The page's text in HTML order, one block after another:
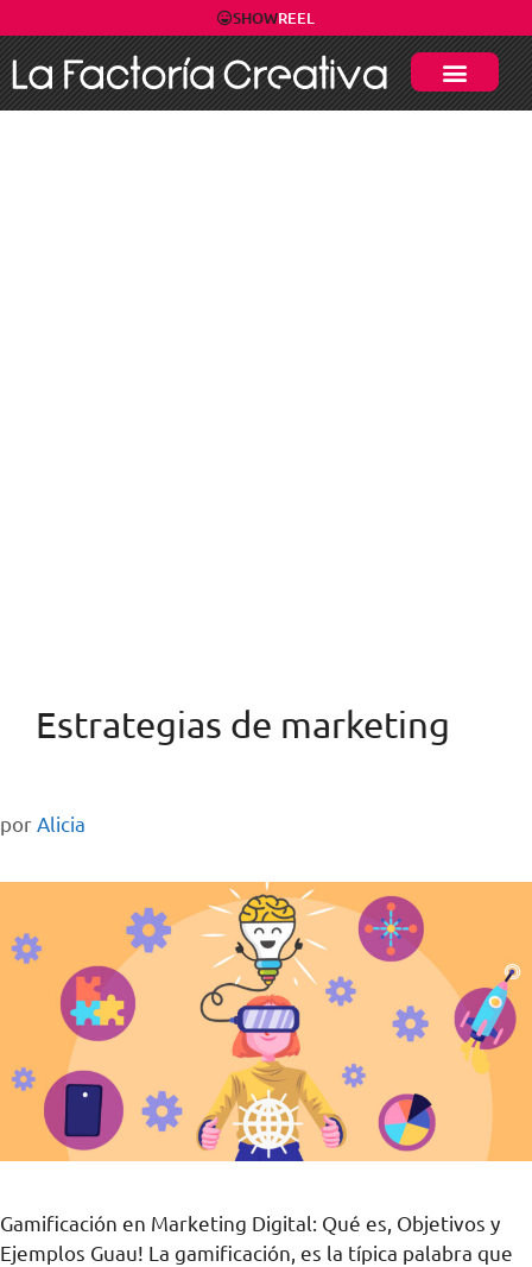
SHOWREEL
Estrategias de marketing
por Alicia
Gamificación en Marketing Digital: Qué es, Objetivos y
Ejemplos Guau! La gamificación, es la típica palabra que